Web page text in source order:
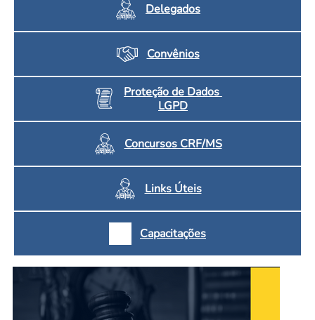
Delegados
Convênios
Proteção de Dados
LGPD
Concursos CRF/MS
Links Úteis
Capacitações